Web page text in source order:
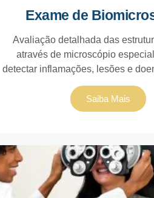
Exame de
Avaliação detalhada das
através de microscópio
detectar inflamações, lesões e
Saiba Mais